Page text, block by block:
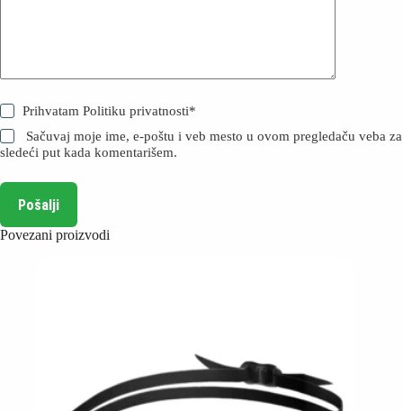
PrihvatamPolitiku privatnosti*
Sačuvaj moje ime, e-poštu i veb mesto u ovom pregledaču veba za
sledeći put kada komentarišem.
Pošalji
Povezani proizvodi